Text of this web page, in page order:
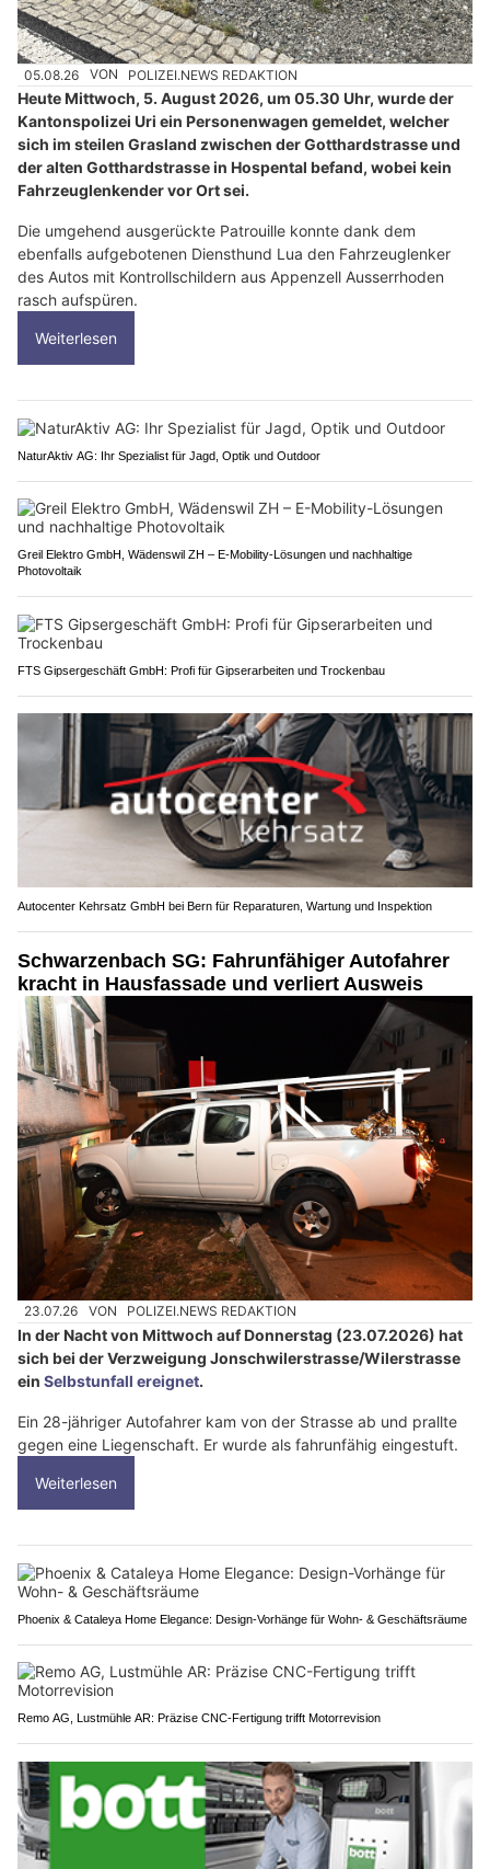
05.08.26 VON POLIZEI.NEWS REDAKTION
Heute Mittwoch, 5. August 2026, um 05.30 Uhr, wurde der
Kantonspolizei Uri ein Personenwagen gemeldet, welcher
sich im steilen Grasland zwischen der Gotthardstrasse und
der alten Gotthardstrasse in Hospental befand, wobei kein
Fahrzeuglenkender vor Ort sei.
Die umgehend ausgerückte Patrouille konnte dank dem
ebenfalls aufgebotenen Diensthund Lua den Fahrzeuglenker
des Autos mit Kontrollschildern aus Appenzell Ausserrhoden
rasch aufspüren.
Weiterlesen
NaturAktiv AG: Ihr Spezialist für Jagd, Optik und Outdoor
Greil Elektro GmbH, Wädenswil ZH – E-Mobility-Lösungen und nachhaltige
Photovoltaik
FTS Gipsergeschäft GmbH: Profi für Gipserarbeiten und Trockenbau
Autocenter Kehrsatz GmbH bei Bern für Reparaturen, Wartung und Inspektion
Schwarzenbach SG: Fahrunfähiger Autofahrer
kracht in Hausfassade und verliert Ausweis
23.07.26 VON POLIZEI.NEWS REDAKTION
In der Nacht von Mittwoch auf Donnerstag (23.07.2026) hat
sich bei der Verzweigung Jonschwilerstrasse/Wilerstrasse
ein Selbstunfall ereignet.
Ein 28-jähriger Autofahrer kam von der Strasse ab und prallte
gegen eine Liegenschaft. Er wurde als fahrunfähig eingestuft.
Weiterlesen
Phoenix & Cataleya Home Elegance: Design-Vorhänge für Wohn- & Geschäftsräume
Remo AG, Lustmühle AR: Präzise CNC-Fertigung trifft Motorrevision